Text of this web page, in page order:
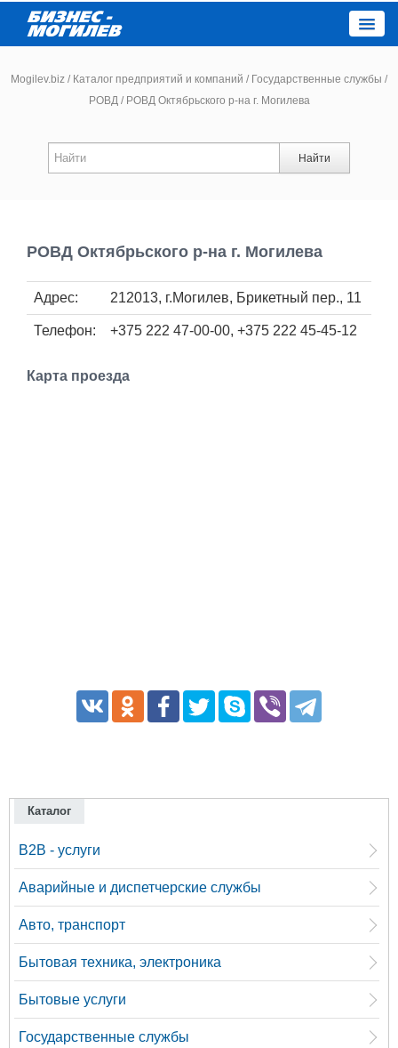
Новости
Афиша
Mogilev.biz / Каталог предприятий и компаний / Государственные службы /
РОВД /РОВД Октябрьского р-на г. Могилева
Найти
РОВД Октябрьского р-на г. Могилева
Адрес: 212013, г.Могилев, Брикетный пер., 11
Телефон: +375 222 47-00-00, +375 222 45-45-12
Карта проезда
Каталог
B2B - услуги
Аварийные и диспетчерские службы
Авто, транспорт
Бытовая техника, электроника
Бытовые услуги
Государственные службы